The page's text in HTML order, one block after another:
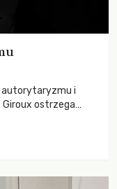
autorytaryzmu i
Giroux ostrzega